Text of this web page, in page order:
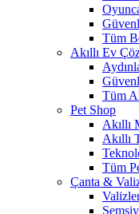
Tüm
Akıllı Ev
Tüm
Pet Shop
Akıllı
Akıllı
Tüm
Çanta &